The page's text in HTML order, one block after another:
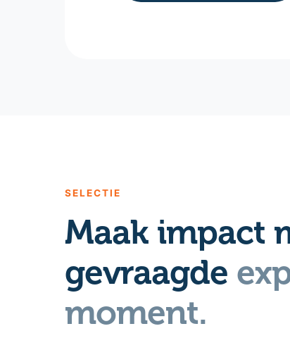
SELECTIE
Maak impact
gevraagde
moment.